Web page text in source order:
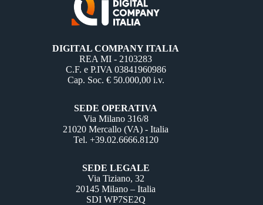
DIGITAL COMPANY ITALIA
REA MI - 2103283
C.F. e P.IVA 03841960986
Cap. Soc. € 50.000,00 i.v.
SEDE OPERATIVA
Via Milano 316/8
21020 Mercallo (VA) - Italia
Tel. +39.02.6666.8120
SEDE LEGALE
Via Tiziano, 32
20145 Milano – Italia
SDI WP7SE2Q